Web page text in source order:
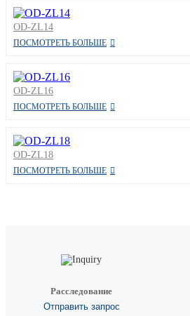
OD-ZL14
ПОСМОТРЕТЬ БОЛЬШЕ
OD-ZL16
ПОСМОТРЕТЬ БОЛЬШЕ
OD-ZL18
ПОСМОТРЕТЬ БОЛЬШЕ
Расследование
Отправить запрос